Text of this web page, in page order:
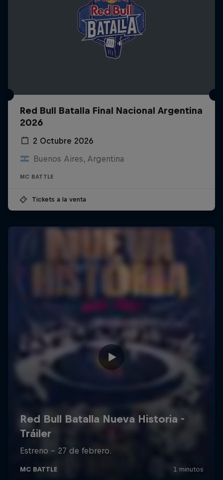
Red Bull Batalla Final Nacional Argentina
2026
2 Octubre 2026
Buenos Aires, Argentina
MC BATTLE
Tickets a la venta